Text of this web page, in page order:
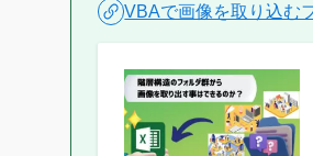
VBAで画像を取り込む